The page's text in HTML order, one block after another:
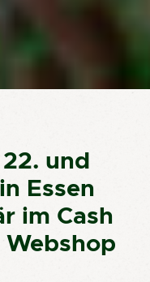
und
Essen
im Cash